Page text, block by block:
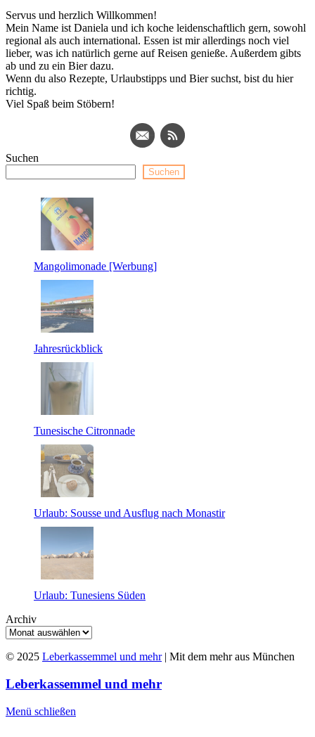
Servus und herzlich Willkommen!
Mein Name ist Daniela und ich koche leidenschaftlich gern, sowohl
regional als auch international. Essen ist mir allerdings noch viel
lieber, was ich natürlich gerne auf Reisen genieße. Außerdem gibts
ab und zu ein Bier dazu.
Wenn du also Rezepte, Urlaubstipps und Bier suchst, bist du hier
richtig.
Viel Spaß beim Stöbern!
Suchen
Suchen
Mangolimonade [Werbung]
Jahresrückblick
Tunesische Citronnade
Urlaub: Sousse und Ausflug nach Monastir
Urlaub: Tunesiens Süden
Archiv
© 2025 Leberkassemmel und mehr| Mit dem mehr aus München
Leberkassemmel und mehr
Menü schließen